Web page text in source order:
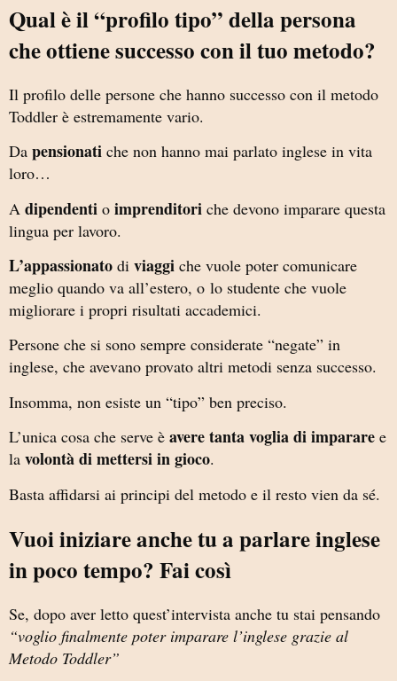
Qual è il “profilo tipo” della persona
che ottiene successo con il tuo metodo?
Il profilo delle persone che hanno successo con il metodo
Toddler è estremamente vario.
Da pensionati che non hanno mai parlato inglese in vita
loro…
A dipendenti o imprenditori che devono imparare questa
lingua per lavoro.
L’appassionato di viaggi che vuole poter comunicare
meglio quando va all’estero, o lo studente che vuole
migliorare i propri risultati accademici.
Persone che si sono sempre considerate “negate” in
inglese, che avevano provato altri metodi senza successo.
Insomma, non esiste un “tipo” ben preciso.
L’unica cosa che serve è avere tanta voglia di imparare e
la volontà di mettersi in gioco.
Basta affidarsi ai principi del metodo e il resto vien da sé.
Vuoi iniziare anche tu a parlare inglese
in poco tempo? Fai così
Se, dopo aver letto quest’intervista anche tu stai pensando
“voglio finalmente poter imparare l’inglese grazie al
Metodo Toddler”